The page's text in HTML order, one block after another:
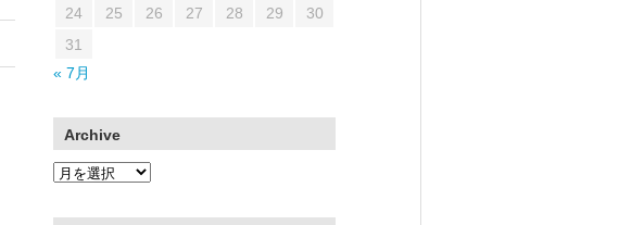
24
25 26 27 28 29
30
31
« 7月
Archive
Archive